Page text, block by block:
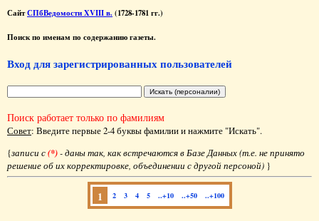
СайтСПбВедомости XVIII в. (1728-1781 гг.)
Поиск по именам по содержанию газеты.
Вход для зарегистрированных пользователей
Поиск работает только по фамилиям
Совет: Введите первые 2-4 буквы фамилии и нажмите "Искать".
{записи с(*)- даны так, как встречаются в Базе Данных (т.е. не принято
решение об их корректировке, объединении с другой персоной) }
1 2 3 4 5 ..+10 ..+50 ..+100